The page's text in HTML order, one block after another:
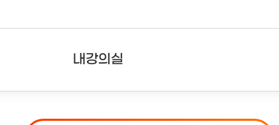
내강의실
강의리스트